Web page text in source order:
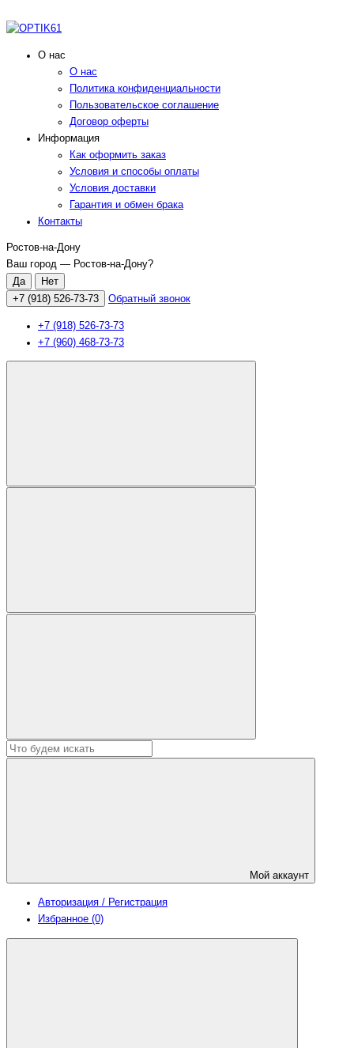
О нас
О нас
Политика конфиденциальности
Пользовательское соглашение
Договор оферты
Информация
Как оформить заказ
Условия и способы оплаты
Условия доставки
Гарантия и обмен брака
Контакты
Ростов-на-Дону
Ваш город — Ростов-на-Дону?
+7 (918) 526-73-73 Обратный звонок
+7 (918) 526-73-73
+7 (960) 468-73-73
Мой аккаунт
Авторизация / Регистрация
Избранное (0)